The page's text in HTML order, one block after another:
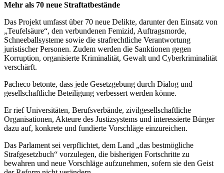
Mehr als 70 neue Straftatbestände
Das Projekt umfasst über 70 neue Delikte, darunter den Einsatz von
„Teufelsäure“, den verbundenen Femizid, Auftragsmorde,
Schneeballsysteme sowie die strafrechtliche Verantwortung
juristischer Personen. Zudem werden die Sanktionen gegen
Korruption, organisierte Kriminalität, Gewalt und Cyberkriminalität
verschärft.
Pacheco betonte, dass jede Gesetzgebung durch Dialog und
gesellschaftliche Beteiligung verbessert werden könne.
Er rief Universitäten, Berufsverbände, zivilgesellschaftliche
Organisationen, Akteure des Justizsystems und interessierte Bürger
dazu auf, konkrete und fundierte Vorschläge einzureichen.
Das Parlament sei verpflichtet, dem Land „das bestmögliche
Strafgesetzbuch“ vorzulegen, die bisherigen Fortschritte zu
bewahren und neue Vorschläge aufzunehmen, sofern sie den Geist